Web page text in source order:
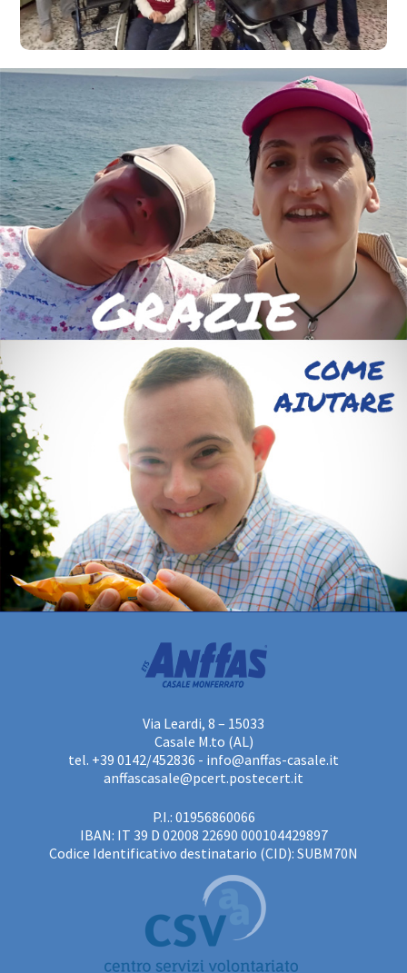
Via Leardi, 8 – 15033
Casale M.to (AL)
tel. +39 0142/452836 - info@anffas-casale.it
anffascasale@pcert.postecert.it
P.I.: 01956860066
IBAN: IT 39 D 02008 22690 000104429897
Codice Identificativo destinatario (CID): SUBM70N